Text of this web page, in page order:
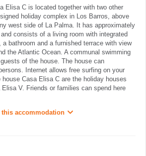
Elisa C is located together with two other
holiday complex in Los Barros, above
west side of La Palma. It has approximately
consists of a living room with integrated
a bathroom and a furnished terrace with view
the Atlantic Ocean. A communal swimming
of the house. The house can
Internet allows free surfing on your
Casa Elisa C are the holiday houses
V. Friends or families can spend here
accommodation